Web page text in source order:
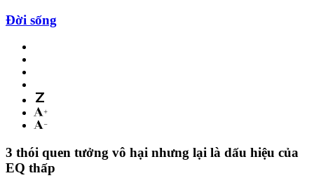
Đời sống
3 thói quen tưởng vô hại nhưng lại là dấu hiệu của
EQ thấp